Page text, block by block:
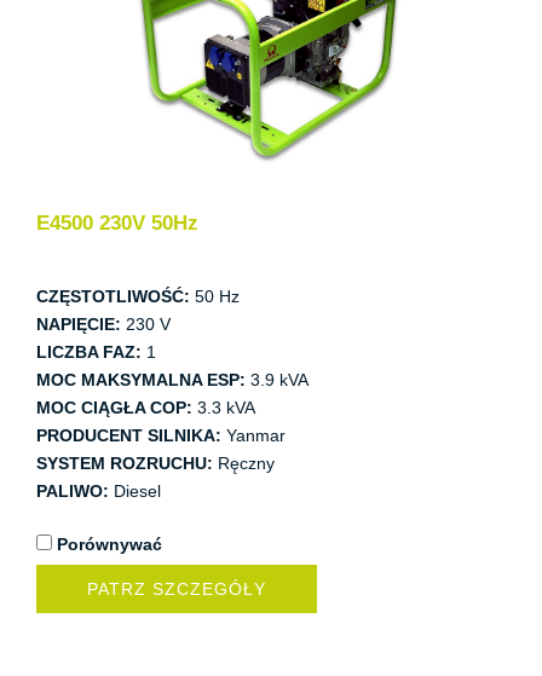
E4500 230V 50Hz
CZĘSTOTLIWOŚĆ: 50 Hz
NAPIĘCIE: 230 V
LICZBA FAZ: 1
MOC MAKSYMALNA ESP: 3.9 kVA
MOC CIĄGŁA COP: 3.3 kVA
PRODUCENT SILNIKA: Yanmar
SYSTEM ROZRUCHU: Ręczny
PALIWO: Diesel
Porównywać
PATRZ SZCZEGÓŁY